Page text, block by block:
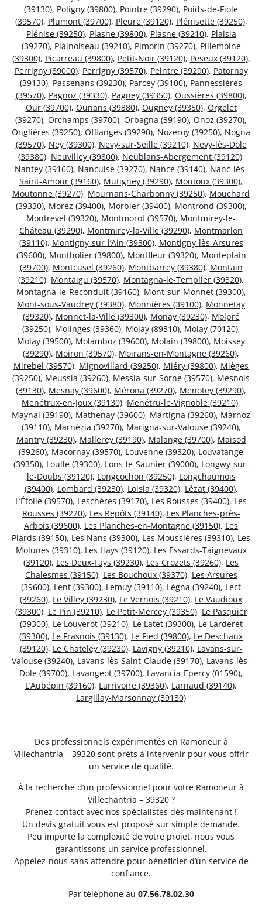
(39130), Poligny (39800), Pointre (39290), Poids-de-Fiole
(39570), Plumont (39700), Pleure (39120), Plénisette (39250),
Plénise (39250), Plasne (39800), Plasne (39210), Plaisia
(39270), Plainoiseau (39210), Pimorin (39270), Pillemoine
(39300), Picarreau (39800), Petit-Noir (39120), Peseux (39120),
Perrigny (89000), Perrigny (39570), Peintre (39290), Patornay
(39130), Passenans (39230), Parcey (39100), Pannessières
(39570), Pagnoz (39330), Pagney (39350), Oussières (39800),
Our (39700), Ounans (39380), Ougney (39350), Orgelet
(39270), Orchamps (39700), Orbagna (39190), Onoz (39270),
Onglières (39250), Offlanges (39290), Nozeroy (39250), Nogna
(39570), Ney (39300), Nevy-sur-Seille (39210), Nevy-lès-Dole
(39380), Neuvilley (39800), Neublans-Abergement (39120),
Nantey (39160), Nancuise (39270), Nance (39140), Nanc-lès-
Saint-Amour (39160), Mutigney (39290), Moutoux (39300),
Moutonne (39270), Mournans-Charbonny (39250), Mouchard
(39330), Morez (39400), Morbier (39400), Montrond (39300),
Montrevel (39320), Montmorot (39570), Montmirey-le-
Château (39290), Montmirey-la-Ville (39290), Montmarlon
(39110), Montigny-sur-l’Ain (39300), Montigny-lès-Arsures
(39600), Montholier (39800), Montfleur (39320), Monteplain
(39700), Montcusel (39260), Montbarrey (39380), Montain
(39210), Montaigu (39570), Montagna-le-Templier (39320),
Montagna-le-Reconduit (39160), Mont-sur-Monnet (39300),
Mont-sous-Vaudrey (39380), Monnières (39100), Monnetay
(39320), Monnet-la-Ville (39300), Monay (39230), Molpré
(39250), Molinges (39360), Molay (89310), Molay (70120),
Molay (39500), Molamboz (39600), Molain (39800), Moissey
(39290), Moiron (39570), Moirans-en-Montagne (39260),
Mirebel (39570), Mignovillard (39250), Miéry (39800), Mièges
(39250), Meussia (39260), Messia-sur-Sorne (39570), Mesnois
(39130), Mesnay (39600), Mérona (39270), Menotey (39290),
Menétrux-en-Joux (39130), Menétru-le-Vignoble (39210),
Maynal (39190), Mathenay (39600), Martigna (39260), Marnoz
(39110), Marnézia (39270), Marigna-sur-Valouse (39240),
Mantry (39230), Mallerey (39190), Malange (39700), Maisod
(39260), Macornay (39570), Louvenne (39320), Louvatange
(39350), Loulle (39300), Lons-le-Saunier (39000), Longwy-sur-
le-Doubs (39120), Longcochon (39250), Longchaumois
(39400), Lombard (39230), Loisia (39320), Lézat (39400),
L’Étoile (39570), Leschères (39170), Les Rousses (39400), Les
Rousses (39220), Les Repôts (39140), Les Planches-près-
Arbois (39600), Les Planches-en-Montagne (39150), Les
Piards (39150), Les Nans (39300), Les Moussières (39310), Les
Molunes (39310), Les Hays (39120), Les Essards-Taignevaux
(39120), Les Deux-Fays (39230), Les Crozets (39260), Les
Chalesmes (39150), Les Bouchoux (39370), Les Arsures
(39600), Lent (39300), Lemuy (39110), Légna (39240), Lect
(39260), Le Villey (39230), Le Vernois (39210), Le Vaudioux
(39300), Le Pin (39210), Le Petit-Mercey (39350), Le Pasquier
(39300), Le Louverot (39210), Le Latet (39300), Le Larderet
(39300), Le Frasnois (39130), Le Fied (39800), Le Deschaux
(39120), Le Chateley (39230), Lavigny (39210), Lavans-sur-
Valouse (39240), Lavans-lès-Saint-Claude (39170), Lavans-lès-
Dole (39700), Lavangeot (39700), Lavancia-Epercy (01590),
L’Aubépin (39160), Larrivoire (39360), Larnaud (39140),
Largillay-Marsonnay (39130)
Des professionnels expérimentés en Ramoneur à
Villechantria – 39320 sont prêts à intervenir pour vous offrir
un service de qualité.
À la recherche d’un professionnel pour votre Ramoneur à
Villechantria – 39320 ?
Prenez contact avec nos spécialistes dès maintenant !
Un devis gratuit vous est proposé sur simple demande.
Peu importe la complexité de votre projet, nous vous
garantissons un service professionnel.
Appelez-nous sans attendre pour bénéficier d’un service de
confiance.
Par téléphone au 07.56.78.02.30